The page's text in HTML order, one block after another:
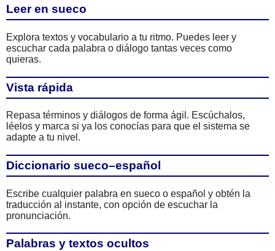
Leer en sueco
Explora textos y vocabulario a tu ritmo. Puedes leer y
escuchar cada palabra o diálogo tantas veces como
quieras.
Vista rápida
Repasa términos y diálogos de forma ágil. Escúchalos,
léelos y marca si ya los conocías para que el sistema se
adapte a tu nivel.
Diccionario sueco–español
Escribe cualquier palabra en sueco o español y obtén la
traducción al instante, con opción de escuchar la
pronunciación.
Palabras y textos ocultos